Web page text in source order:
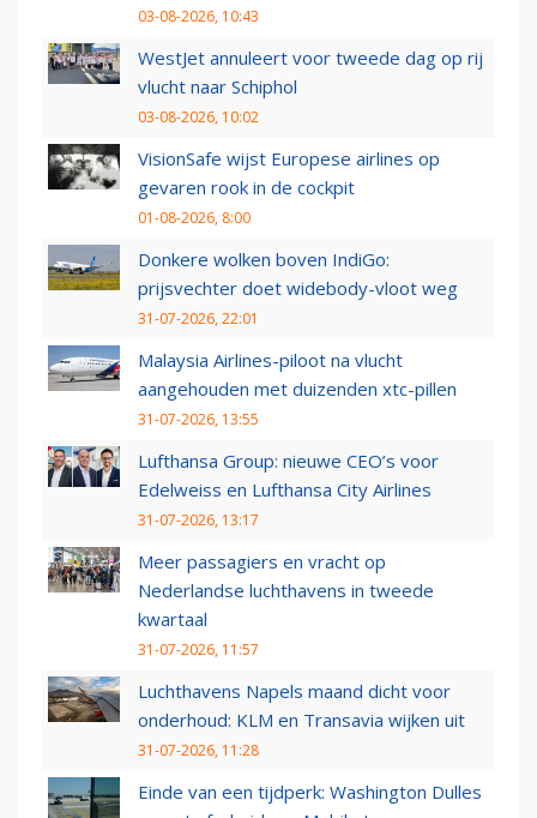
03-08-2026, 10:43
WestJet annuleert voor tweede dag op rij
vlucht naar Schiphol
03-08-2026, 10:02
VisionSafe wijst Europese airlines op
gevaren rook in de cockpit
01-08-2026, 8:00
Donkere wolken boven IndiGo:
prijsvechter doet widebody-vloot weg
31-07-2026, 22:01
Malaysia Airlines-piloot na vlucht
aangehouden met duizenden xtc-pillen
31-07-2026, 13:55
Lufthansa Group: nieuwe CEO’s voor
Edelweiss en Lufthansa City Airlines
31-07-2026, 13:17
Meer passagiers en vracht op
Nederlandse luchthavens in tweede
kwartaal
31-07-2026, 11:57
Luchthavens Napels maand dicht voor
onderhoud: KLM en Transavia wijken uit
31-07-2026, 11:28
Einde van een tijdperk: Washington Dulles